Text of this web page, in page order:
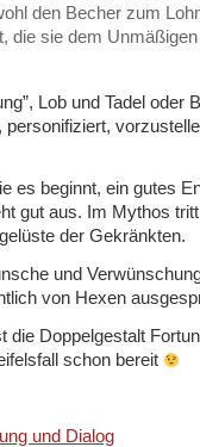
den Becher zum
die sie dem
Lob und Tadel oder
es beginnt, ein gutes
gut aus. Im Mythos
der Gekränkten.
und
von Hexen
die Doppelgestalt
schon bereit
und Dialog